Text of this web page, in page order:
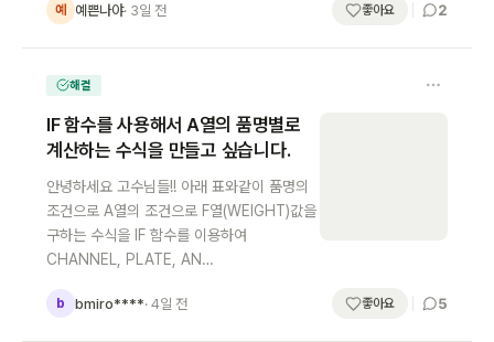
예 예쁜나야· 3일 전 좋아요 2
해결
IF 함수를 사용해서 A열의 품명별로
계산하는 수식을 만들고 싶습니다.
안녕하세요 고수님들!! 아래 표와같이 품명의
조건으로 A열의 조건으로 F열(WEIGHT)값을
구하는 수식을 IF 함수를 이용하여
CHANNEL, PLATE, AN…
b bmiro****· 4일 전 좋아요 5